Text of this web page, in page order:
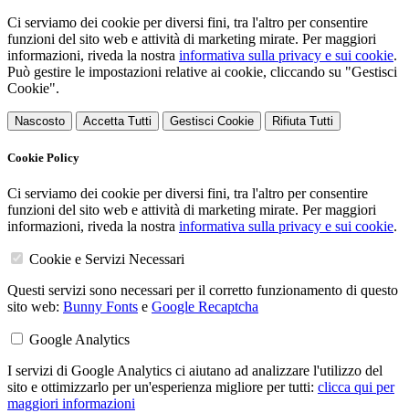
Ci serviamo dei cookie per diversi fini, tra l'altro per consentire
funzioni del sito web e attività di marketing mirate. Per maggiori
informazioni, riveda la nostra informativa sulla privacy e sui cookie.
Può gestire le impostazioni relative ai cookie, cliccando su "Gestisci
Cookie".
Nascosto Accetta Tutti Gestisci Cookie Rifiuta Tutti
Cookie Policy
Ci serviamo dei cookie per diversi fini, tra l'altro per consentire
funzioni del sito web e attività di marketing mirate. Per maggiori
informazioni, riveda la nostra informativa sulla privacy e sui cookie.
Cookie e Servizi Necessari
Questi servizi sono necessari per il corretto funzionamento di questo
sito web: Bunny Fonts e Google Recaptcha
Google Analytics
I servizi di Google Analytics ci aiutano ad analizzare l'utilizzo del
sito e ottimizzarlo per un'esperienza migliore per tutti: clicca qui per
maggiori informazioni